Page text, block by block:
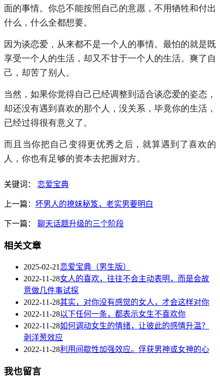
面的事情。你总不能按照自己的意愿，不用牺牲和付出
什么，什么全都想要。
因为谈恋爱，从来都不是一个人的事情。最怕的就是既
享受一个人的生活，却又不甘于一个人的生活。爽了自
己，却苦了别人。
当然，如果你觉得自己已经调整到适合谈恋爱的姿态，
却还没有遇到喜欢的那个人，没关系，毕竟你的生活，
已经过得很有意义了。
而且当你把自己变得更优秀之后，就算遇到了喜欢的
人，你也有足够的资本去把握对方。
关键词： 恋爱宝典
上一篇： 坏男人的撩妹秘笈，老实男要明白
下一篇： 聊天话题升级的三个阶段
相关文章
2025-02-21 恋爱宝典（男生版）
2022-11-28女人的喜欢，往往不会主动表明，而是会故
意做几件事试探
2022-11-28其实，对你没有感觉的女人，才会这样对你
2022-11-28以下任何一条，都表示女生不喜欢你
2022-11-28如何调动女生的情绪，让彼此的感情升温？
剥洋葱效应
2022-11-28利用间歇性加强效应。俘获男神或女神的心
我也留言